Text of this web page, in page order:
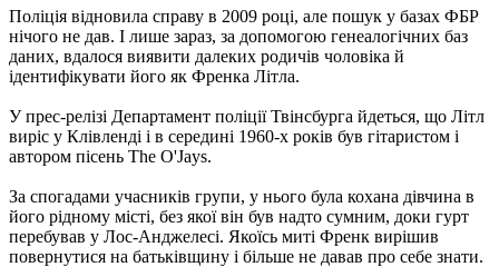
Поліція відновила справу в 2009 році, але пошук у базах ФБР
нічого не дав. І лише зараз, за допомогою генеалогічних баз
даних, вдалося виявити далеких родичів чоловіка й
ідентифікувати його як Френка Літла.
У прес-релізі Департамент поліції Твінсбурга йдеться, що Літл
виріс у Клівленді і в середині 1960-х років був гітаристом і
автором пісень The O'Jays.
За спогадами учасників групи, у нього була кохана дівчина в
його рідному місті, без якої він був надто сумним, доки гурт
перебував у Лос-Анджелесі. Якоїсь миті Френк вирішив
повернутися на батьківщину і більше не давав про себе знати.